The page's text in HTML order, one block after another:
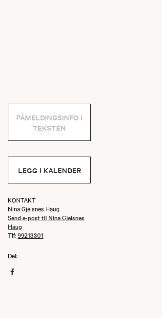
PÅMELDINGSINFO I
TEKSTEN
LEGG I KALENDER
KONTAKT
Nina Gjelsnes Haug
Send e-post til Nina Gjelsnes
Haug
Tlf:99213301
Del: